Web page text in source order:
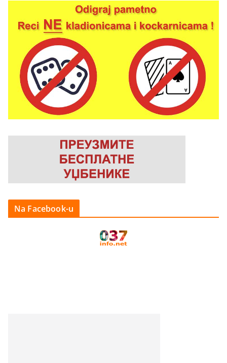
Na Facebook-u